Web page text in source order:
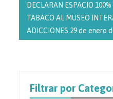
DECLARAN ESPACIO
TABACO AL MUSEO
ADICCIONES 29 de enero
Filtrar por